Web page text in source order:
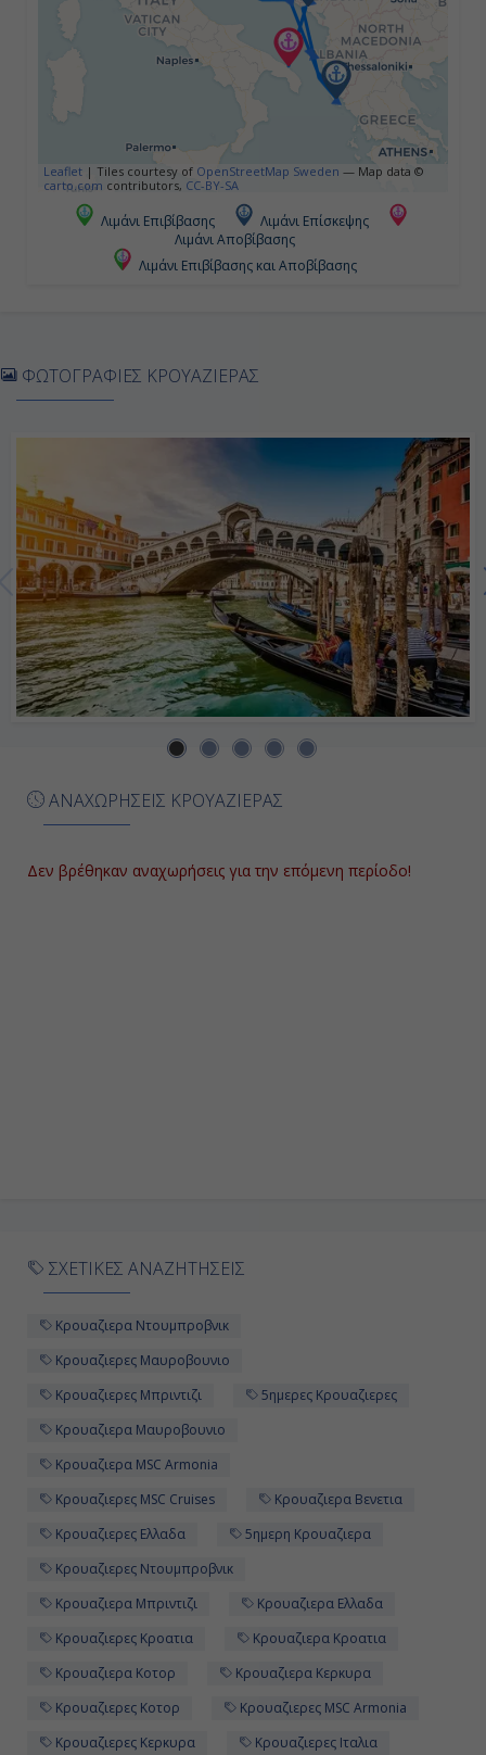
Ημέρα 5η
Κότορ, Μαυροβούνιο
08:00
18:00
Ημέρα 6η
Leaflet | Tiles courtesy of OpenStreetMap Sweden — Map data ©
carto.com contributors, CC-BY-SA
Λιμάνι Επιβίβασης
Λιμάνι Επίσκεψης
Λιμάνι Αποβίβασης
Λιμάνι Επιβίβασης και Αποβίβασης
ΑΝΑΧΩΡΗΣΕΙΣ ΚΡΟΥΑΖΙΕΡΑΣ
Δεν βρέθηκαν αναχωρήσεις για την επόμενη περίοδο!
ΦΩΤΟΓΡΑΦΙΕΣ ΚΡΟΥΑΖΙΕΡΑΣ
ΣΧΕΤΙΚΕΣ ΑΝΑΖΗΤΗΣΕΙΣ
Κρουαζιερα Ντουμπροβνικ
Κρουαζιερες Μαυροβουνιο
Κρουαζιερες Μπριντιζι
5ημερες Κρουαζιερες
Κρουαζιερα Μαυροβουνιο
Κρουαζιερα MSC Armonia
Κρουαζιερες MSC Cruises
Κρουαζιερα Βενετια
Κρουαζιερες Ελλαδα
5ημερη Κρουαζιερα
Κρουαζιερες Ντουμπροβνικ
Κρουαζιερα Μπριντιζι
Κρουαζιερα Ελλαδα
Κρουαζιερες Κροατια
Κρουαζιερα Κροατια
Κρουαζιερα Κοτορ
Κρουαζιερα Κερκυρα
Κρουαζιερες Κοτορ
Κρουαζιερες MSC Armonia
Κρουαζιερες Κερκυρα
Κρουαζιερες Ιταλια